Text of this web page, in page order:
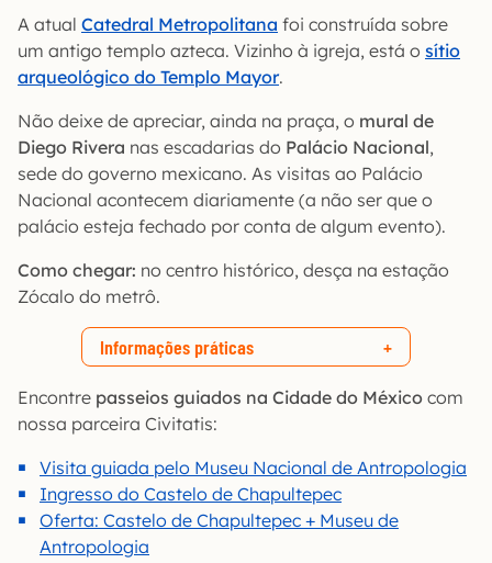
A atual Catedral Metropolitana foi construída sobre
um antigo templo azteca. Vizinho à igreja, está o sítio
arqueológico do Templo Mayor.
Não deixe de apreciar, ainda na praça, o mural de
Diego Rivera nas escadarias do Palácio Nacional,
sede do governo mexicano. As visitas ao Palácio
Nacional acontecem diariamente (a não ser que o
palácio esteja fechado por conta de algum evento).
Como chegar: no centro histórico, desça na estação
Zócalo do metrô.
Informações práticas
Encontre passeios guiados na Cidade do México com
nossa parceira Civitatis:
Visita guiada pelo Museu Nacional de Antropologia
Ingresso do Castelo de Chapultepec
Oferta: Castelo de Chapultepec + Museu de
Antropologia